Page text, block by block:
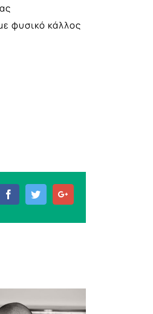
φυσικό κάλλος
FacebookTwitter